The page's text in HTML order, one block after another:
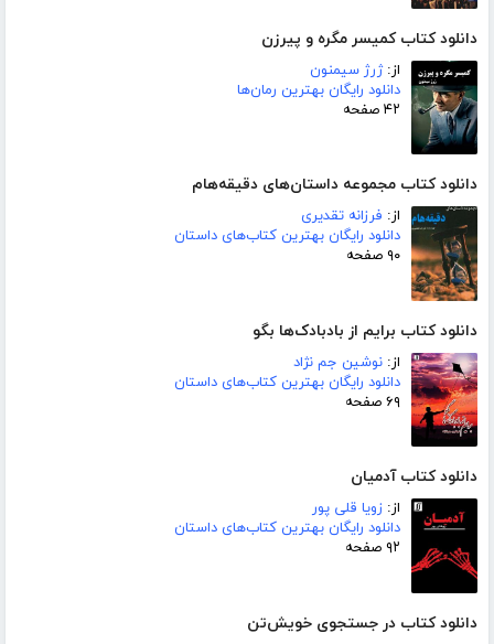
دانلود کتاب کمیسر مگره و پیرزن
از:ژرژ سیمنون
دانلود رایگان بهترین رمان‌ها
۴۲ صفحه
دانلود کتاب مجموعه داستان‌های دقیقه‌هام
از: فرزانه تقدیری
دانلود رایگان بهترین کتاب‌های داستان
۹۰ صفحه
دانلود کتاب برایم از بادبادک‌ها بگو
از: نوشین جم نژاد
دانلود رایگان بهترین کتاب‌های داستان
۶۹ صفحه
دانلود کتاب آدمیان
از: زویا قلی پور
دانلود رایگان بهترین کتاب‌های داستان
۹۲ صفحه
دانلود کتاب در جستجوی خویش‌تن